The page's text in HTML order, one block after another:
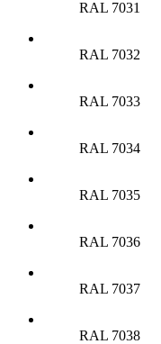
RAL 7031
RAL 7032
RAL 7033
RAL 7034
RAL 7035
RAL 7036
RAL 7037
RAL 7038